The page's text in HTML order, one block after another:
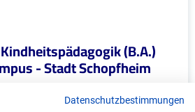
(B.A.)
- Stadt Schopfheim
Datenschutzbestimmungen